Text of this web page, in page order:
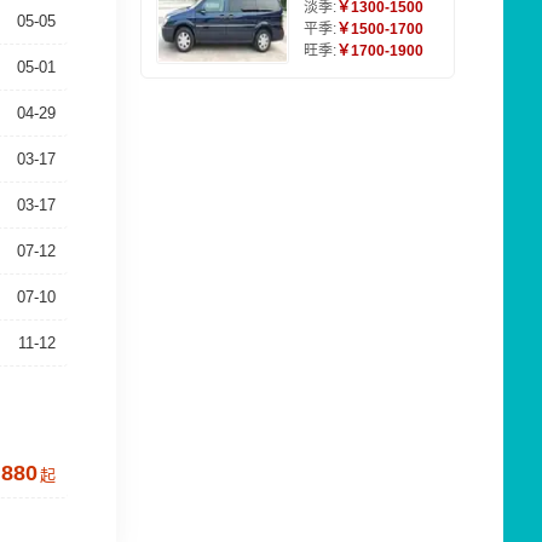
05-05
05-01
04-29
03-17
03-17
07-12
07-10
11-12
880起
淡季:￥1300-1500
平季:￥1500-1700
旺季:￥1700-1900